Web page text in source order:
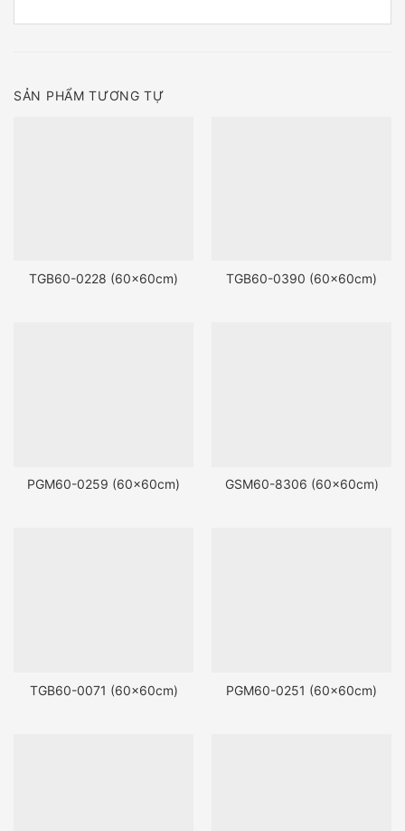
SẢN PHẨM TƯƠNG TỰ
TGB60-0228 (60x60cm) TGB60-0390 (60x60cm)
PGM60-0259 (60x60cm) GSM60-8306 (60x60cm)
TGB60-0071 (60x60cm) PGM60-0251 (60x60cm)